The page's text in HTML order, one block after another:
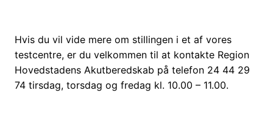
Hvis du vil vide mere om stillingen i et af vores
testcentre, er du velkommen til at kontakte Region
Hovedstadens Akutberedskab på telefon 24 44 29
74 tirsdag, torsdag og fredag kl. 10.00 – 11.00.